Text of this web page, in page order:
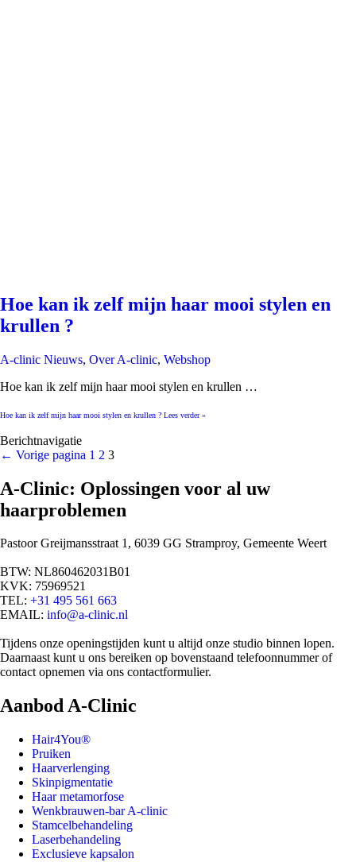
Hoe kan ik zelf mijn haar mooi stylen en
krullen ?
A-clinic Nieuws, Over A-clinic, Webshop
Hoe kan ik zelf mijn haar mooi stylen en krullen …
Hoe kan ik zelf mijn haar mooi stylen en krullen ? Lees verder »
Berichtnavigatie
← Vorige pagina 1 2 3
A-Clinic: Oplossingen voor al uw
haarproblemen
Pastoor Greijmansstraat 1, 6039 GG Stramproy, Gemeente Weert
BTW: NL860462031B01
KVK: 75969521
TEL: +31 495 561 663
EMAIL: info@a-clinic.nl
Tijdens onze openingstijden kunt u altijd onze studio binnen lopen.
Daarnaast kunt u ons bereiken op bovenstaand telefoonnummer of
contact opnemen via ons contactformulier.
Aanbod A-Clinic
Hair4You®
Pruiken
Haarverlenging
Skinpigmentatie
Haar metamorfose
Wenkbrauwen-bar A-clinic
Stamcelbehandeling
Laserbehandeling
Exclusieve kapsalon